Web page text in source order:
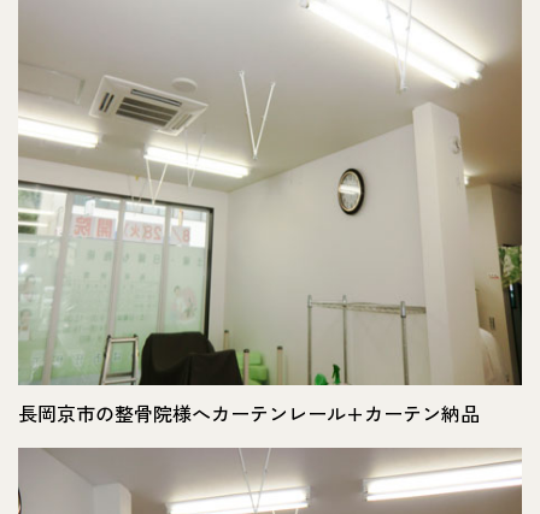
長岡京市の整骨院様へカーテンレール+カーテン納品